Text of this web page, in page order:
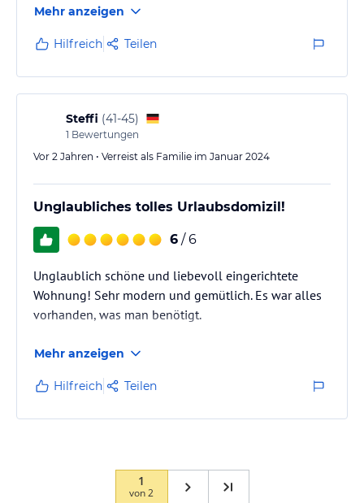
Mehr anzeigen
Hilfreich Teilen
Steffi (41-45)
1 Bewertungen
Vor 2 Jahren • Verreist als Familie im Januar 2024
Unglaubliches tolles Urlaubsdomizil!
6 / 6
Unglaublich schöne und liebevoll eingerichtete
Wohnung! Sehr modern und gemütlich. Es war alles
vorhanden, was man benötigt.
Mehr anzeigen
Hilfreich Teilen
1
von2